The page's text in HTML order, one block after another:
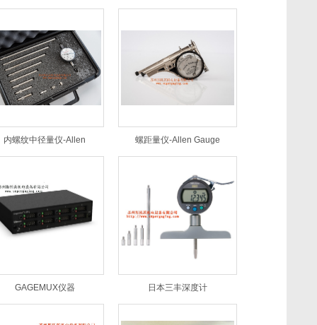
内螺纹中径量仪-Allen 螺距量仪-Allen Gauge
GAGEMUX仪器 日本三丰深度计